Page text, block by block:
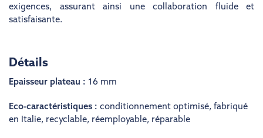
exigences, assurant ainsi une collaboration fluide et
satisfaisante.
Détails
Epaisseur plateau : 16 mm
Eco-caractéristiques : conditionnement optimisé, fabriqué
en Italie, recyclable, réemployable, réparable